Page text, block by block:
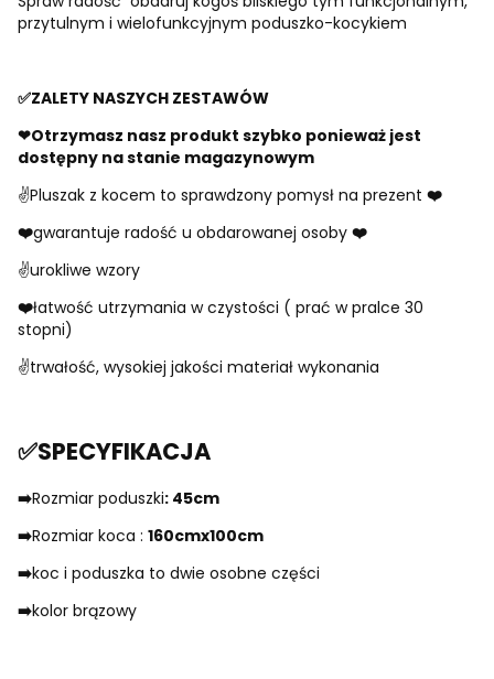
przytulnym i wielofunkcyjnym poduszko-kocykiem
✅ZALETY NASZYCH ZESTAWÓW
❤Otrzymasz nasz produkt szybko ponieważ jest
dostępny na stanie magazynowym
✌️Pluszak z kocem to sprawdzony pomysł na prezent ❤
❤gwarantuje radość u obdarowanej osoby ❤
✌️urokliwe wzory
❤łatwość utrzymania w czystości ( prać w pralce 30
stopni)
✌️trwałość, wysokiej jakości materiał wykonania
✅SPECYFIKACJA
➡️Rozmiar poduszki: 45cm
➡️Rozmiar koca : 160cmx100cm
➡️koc i poduszka to dwie osobne części
➡️kolor brązowy